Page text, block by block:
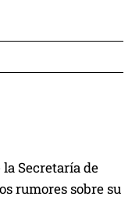
Secretaría de
rumores sobre su